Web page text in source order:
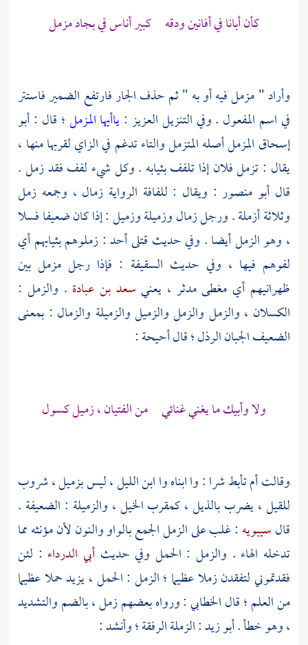
كأن أبانا في أفانين ودقه كبير أناس في بجاد مزمل
وأراد " مزمل فيه أو به " ثم حذف الجار فارتفع الضمير فاستتر
في اسم المفعول . وفي التنزيل العزيز :ياأيها المزمل؛ قال :أبو
إسحاق المزمل أصله المتزمل والتاء تدغم في الزاي لقربها منها ،
يقال : تزمل فلان إذا تلفف بثيابه . وكل شيء لفف فقد زمل .
قال أبو منصور : ويقال : للفافة الرواية زمال ، وجمعه زمل
وثلاثة أزملة . ورجل زمال وزميلة وزميل : إذا كان ضعيفا فسلا
، وهو الزمل أيضا . وفي حديث قتلىأحد: زملوهم بثيابهم أي
لفوهم فيها ، وفي حديث السقيفة : فإذا رجل مزمل بين
ظهرانيهم أي مغطى مدثر ، يعني سعد بن عبادة . والزمل :
الكسلان ، والزمل والزمل والزميل والزميلة والزمال : بمعنى
الضعيف الجبان الرذل ؛ قالأحيحة:
ولا وأبيك ما يغني غنائي من الفتيان ، زميل كسول
وقالتأم تأبط شرا: وا ابناه وا ابن الليل ، ليس بزميل ، شروب
للقيل ، يضرب بالذيل ، كمقرب الخيل ، والزميلة : الضعيفة .
قالسيبويه : غلب على الزمل الجمع بالواو والنون لأن مؤنثه مما
تدخله الهاء . والزمل : الحمل وفي حديث أبي الدرداء : لئن
فقدتموني لتفقدن زملا عظيما ؛ الزمل : الحمل ، يزيد حملا عظيما
من العلم ؛ قالالخطابي :ورواه بعضهم زمل ، بالضم والتشديد
، وهو خطأ .أبو زيد: الزملة الرفقة ؛ وأنشد :